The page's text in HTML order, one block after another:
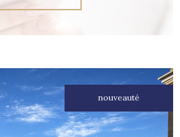
nouveauté